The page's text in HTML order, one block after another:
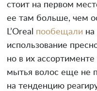
стоит на первом
ее там больше, чем
L’Oreal пообещали на
использование
но в их
мытья волос еще не
на тенденцию